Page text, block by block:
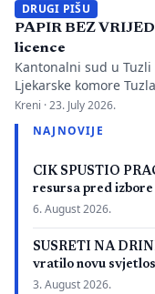
DRUGI PIŠU
PAPIR BEZ
licence
Kantonalni sud u
Ljekarske komore
joj se ne izda,
zbog neispunjavanja
imati značaj i za
Hercegovini. […]
Kreni ·23. July 2026.
NAJNOVIJE
CIK SPUSTIO
resursa pred
6. August 2026.
SUSRETI NA
vratilo novu
3. August 2026.